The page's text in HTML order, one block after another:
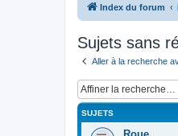
Index du forum
Sujets sans
Aller à la recherche
SUJETS